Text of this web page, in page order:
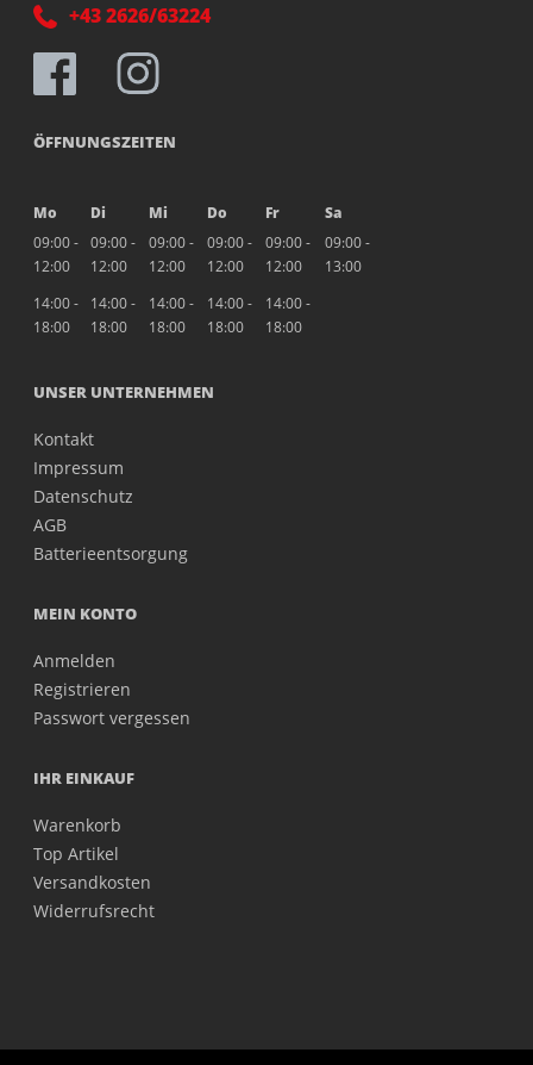
+43 2626/63224
ÖFFNUNGSZEITEN
Mo Di Mi Do Fr
Sa
09:00 -
12:00
09:00 -
12:00
09:00 -
12:00
09:00 -
12:00
09:00 -
12:00
09:00 -
13:00
14:00 -
18:00
14:00 -
18:00
14:00 -
18:00
14:00 -
18:00
14:00 -
18:00
UNSER UNTERNEHMEN
Kontakt
Impressum
Datenschutz
AGB
Batterieentsorgung
MEIN KONTO
Anmelden
Registrieren
Passwort vergessen
IHR EINKAUF
Warenkorb
Top Artikel
Versandkosten
Widerrufsrecht